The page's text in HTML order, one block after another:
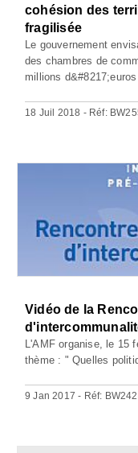
cohésion des
fragilisée
Le gouvernement
des chambres de
millions d&#8217;euros
18 Juil 2018 - Réf:
Vidéo de la
L'AMF organise, le 15
thème : " Quelles
9 Jan 2017 - Réf: